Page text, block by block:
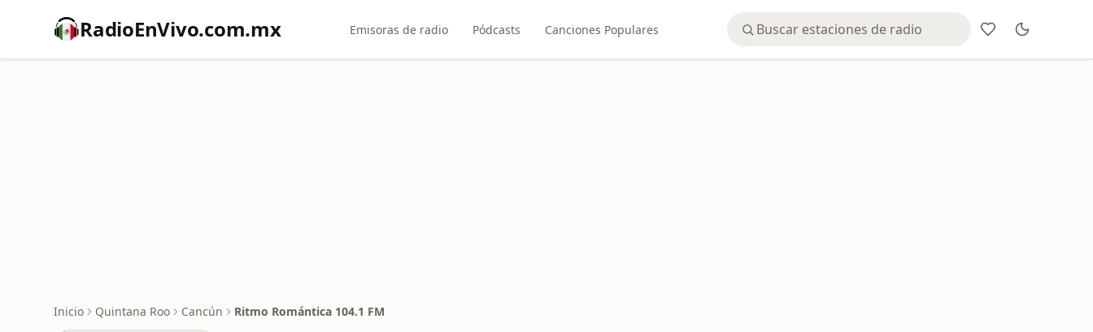
RadioEnVivo.com.mx Emisoras de radio Pódcasts Canciones Populares
Inicio Quintana Roo Cancún Ritmo Romántica 104.1 FM